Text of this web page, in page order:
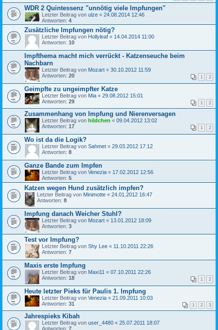
WDR 2 Quintessenz "unnötig viele Impfungen"
Letzter Beitrag von ulze « 24.08.2014 12:46
Antworten: 4
Zusätzliche Impfungen nötig?
Letzter Beitrag von Hollyleaf « 14.04.2014 11:00
Antworten: 10
Impfthema macht mich verrückt - Katzenseuche beim
Nachbarn
Letzter Beitrag von Mozart « 30.10.2012 11:59
Antworten: 20 1 2
Geimpfte zu ungeimpfter Katze
Letzter Beitrag von Mia « 29.08.2012 15:01
Antworten: 29 1 2
Zusammenhang von Impfung und Nierenversagen
Letzter Beitrag von hildchen « 09.04.2012 13:02
Antworten: 17 1 2
Wo ist da die Logik?
Letzter Beitrag von Sahmet « 29.03.2012 17:12
Antworten: 8
Ganze Bande zum Impfen
Letzter Beitrag von Venezia « 17.02.2012 12:56
Antworten: 5
Katzen wegen Hund zusätzlich impfen?
Letzter Beitrag von Minimotte « 24.01.2012 16:47
Antworten: 8
Impfung danach Weicher Stuhl?
Letzter Beitrag von Mozart « 13.01.2012 18:09
Antworten: 3
Test vor Impfung?
Letzter Beitrag von Shy Lee « 11.10.2011 22:26
Antworten: 7
Maxis erste Impfung
Letzter Beitrag von Maxi11 « 07.10.2011 22:26
Antworten: 18 1 2
Heute letzter Pieks für Paulis 1. Impfung
Letzter Beitrag von Venezia « 21.09.2011 10:03
Antworten: 31 1 2 3
Jahrespieks Kibah
Letzter Beitrag von user_4480 « 25.07.2011 18:07
Antworten: 7